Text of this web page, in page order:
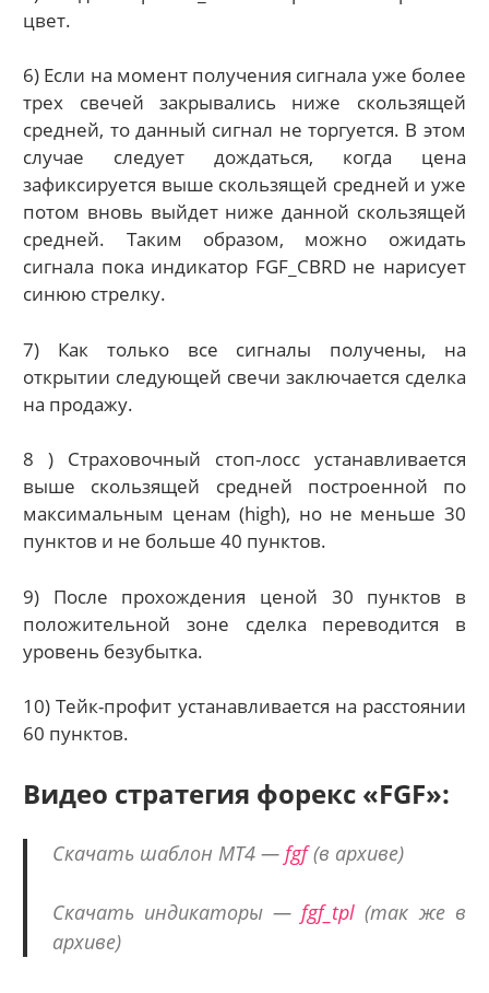
цвет.
6) Если на момент получения сигнала уже более
трех свечей закрывались ниже скользящей
средней, то данный сигнал не торгуется. В этом
случае следует дождаться, когда цена
зафиксируется выше скользящей средней и уже
потом вновь выйдет ниже данной скользящей
средней. Таким образом, можно ожидать
сигнала пока индикатор FGF_CBRD не нарисует
синюю стрелку.
7) Как только все сигналы получены, на
открытии следующей свечи заключается сделка
на продажу.
8 ) Страховочный стоп-лосс устанавливается
выше скользящей средней построенной по
максимальным ценам (high), но не меньше 30
пунктов и не больше 40 пунктов.
9) После прохождения ценой 30 пунктов в
положительной зоне сделка переводится в
уровень безубытка.
10) Тейк-профит устанавливается на расстоянии
60 пунктов.
Видео стратегия форекс «FGF»:
Скачать шаблон МТ4 — fgf(в архиве)
Скачать индикаторы —fgf_tpl (так же в
архиве)